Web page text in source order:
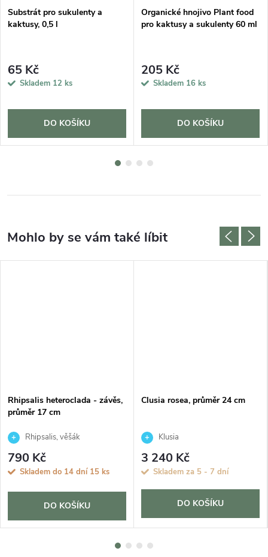
Substrát pro sukulenty a
kaktusy, 0,5 l
65 Kč
Skladem 12 ks
DO KOŠÍKU
Organické hnojivo Plant food
pro kaktusy a sukulenty 60 ml
205 Kč
Skladem 16 ks
DO KOŠÍKU
Rhipsalis heteroclada - závěs,
průměr 17 cm
Rhipsalis, věšák
790 Kč
Skladem do 14 dní 15 ks
DO KOŠÍKU
Clusia rosea, průměr 24 cm
Klusia
3 240 Kč
Skladem za 5 - 7 dní
DO KOŠÍKU